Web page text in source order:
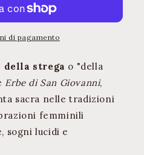
di pagamento
della strega o "della
Erbe di San Giovanni,
sacra nelle tradizioni
femminili
sogni lucidi e